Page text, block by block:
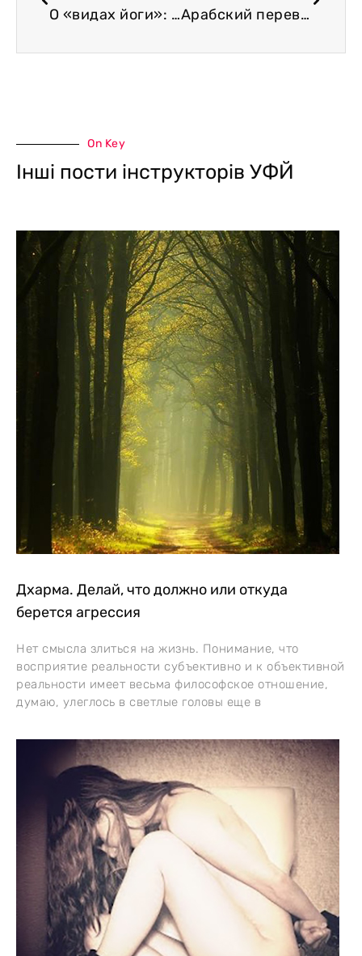
О «видах йоги»: карма йога и бхакти йога Арабский перевод Йога сутры Патанджали, выполненный Аль Бируни. Проблема влияния йоги на суфизм
On Key
Інші пости інструкторів УФЙ
Дхарма. Делай, что должно или откуда
берется агрессия
Нет смысла злиться на жизнь. Понимание, что
восприятие реальности субъективно и к объективной
реальности имеет весьма философское отношение,
думаю, улеглось в светлые головы еще в